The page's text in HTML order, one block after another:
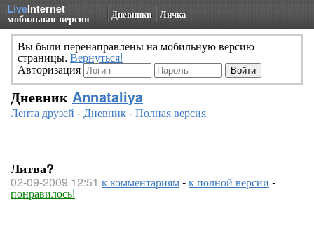
LiveInternet
мобильная версия Дневники Личка
Вы были перенаправлены на мобильную версию
страницы. Вернуться!
Авторизация
Дневник Annataliya
Лента друзей -Дневник-Полная версия
Литва?
02-09-2009 12:51 к комментариям-к полной версии -
понравилось!